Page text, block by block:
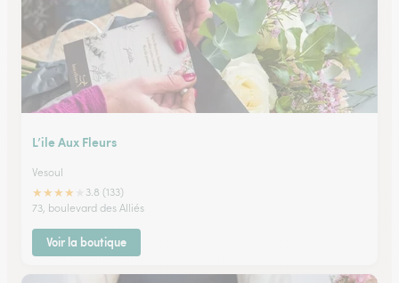
L’ile Aux Fleurs
Vesoul
★★★★
3.8 (133)
73, boulevard des Alliés
Voir la boutique